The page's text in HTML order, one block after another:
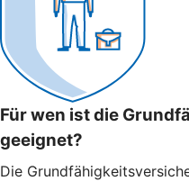
Für wen ist die
geeignet?
Die